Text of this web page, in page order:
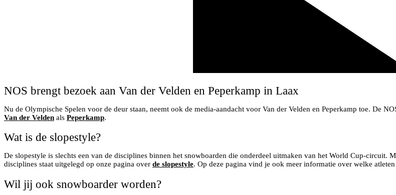
NOS brengt bezoek aan Van der Velden en Peperkamp in Laax
Nu de Olympische Spelen voor de deur staan, neemt ook de media-aandacht voor Van der Velden en Peperkamp toe. De
Van der Velden als Peperkamp.
Wat is de slopestyle?
De slopestyle is slechts een van de disciplines binnen het snowboarden die onderdeel uitmaken van het World Cup-circuit.
disciplines staat uitgelegd op onze pagina over de slopestyle. Op deze pagina vind je ook meer informatie over welke
Wil jij ook snowboarder worden?